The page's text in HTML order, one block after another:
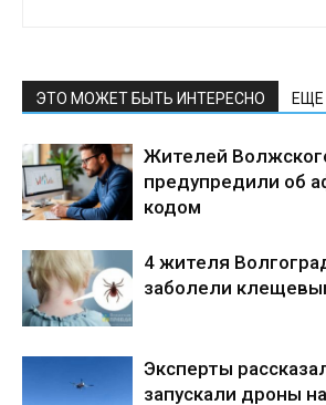
ЭТО МОЖЕТ БЫТЬ ИНТЕРЕСНО
Жителей
предупредили об
кодом
4 жителя
заболели
Эксперты
запускали дроны